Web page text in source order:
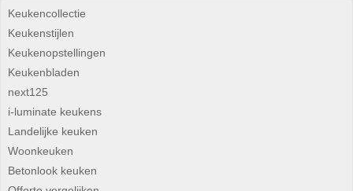
Keukencollectie
Keukenstijlen
Keukenopstellingen
Keukenbladen
next125
i-luminate keukens
Landelijke keuken
Woonkeuken
Betonlook keuken